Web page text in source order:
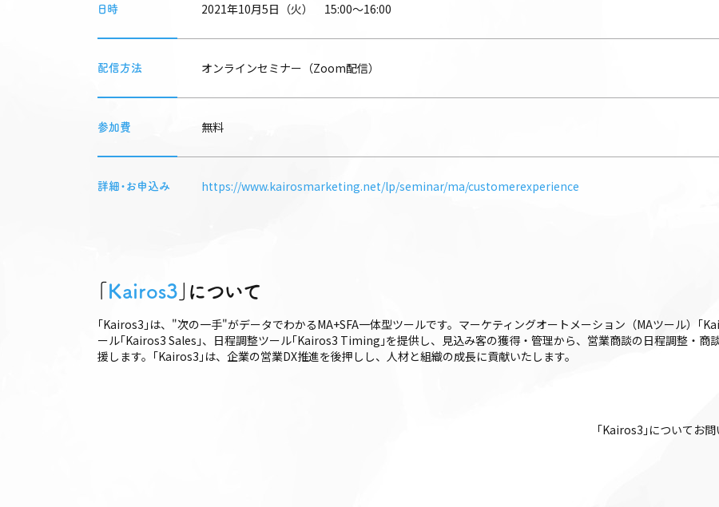
日時 2021年10月5日（火） 15:00〜16:00
配信方法 オンラインセミナー（Zoom配信）
参加費 無料
詳細・お申込み https://www.kairosmarketing.net/lp/seminar/ma/customerexperience
Kairos3 ｣について
｢Kairos3｣は、"次の一手"がデータでわかるMA+SFA一体型ツールです。マーケティングオートメーション（MAツール）｢
ール｢Kairos3 Sales｣、日程調整ツール｢Kairos3 Timing｣を提供し、見込み客の獲得・管理から、営業商談の日程調整・商
援します。｢Kairos3｣は、企業の営業DX推進を後押しし、人材と組織の成長に貢献いたします。
｢Kairos3｣についてお